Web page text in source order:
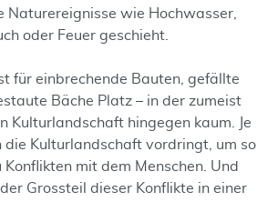
Naturereignisse wie Hochwasser,
oder Feuer geschieht.
für einbrechende Bauten, gefällte
Bäche Platz – in der zumeist
Kulturlandschaft hingegen kaum. Je
die Kulturlandschaft vordringt, um so
Konflikten mit dem Menschen. Und
Grossteil dieser Konflikte in einer